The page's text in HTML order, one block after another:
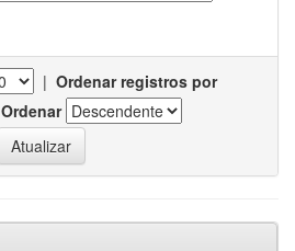
| Ordenar registros por
Ordenar